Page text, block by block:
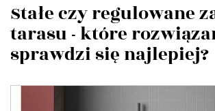
Stałe czy regulowane
tarasu - które
sprawdzi się najlepiej?